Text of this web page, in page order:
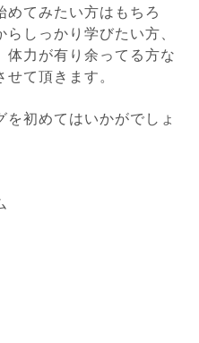
めてみたい方はもちろ
しっかり学びたい方、
力が有り余ってる方な
て頂きます。
初めてはいかがでしょ